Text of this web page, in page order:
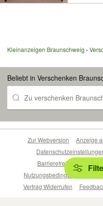
Kleinanzeigen Braunschweig
Beliebt in Verschenken
Zu verschenken
Zur Webversion Anzeige
Barrierefreiheitserklärung
Nutzungsbedingungen
Vertrag Widerrufen